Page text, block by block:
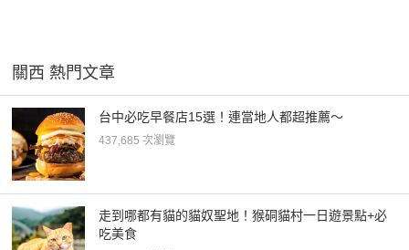
關西 熱門文章
台中必吃早餐店15選！連當地人都超推薦～
437,685 次瀏覽
走到哪都有貓的貓奴聖地！猴硐貓村一日遊景點+必
吃美食